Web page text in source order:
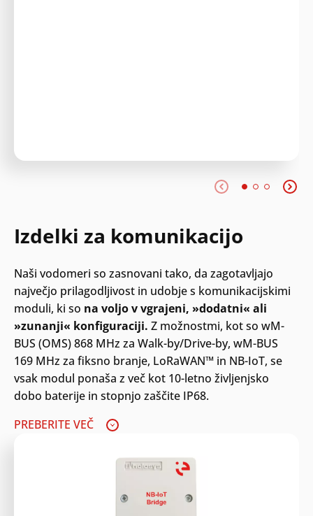
Search
Izdelki za komunikacijo
Naši vodomeri so zasnovani tako, da zagotavljajo
največjo prilagodljivost in udobje s komunikacijskimi
moduli, ki so na voljo v vgrajeni, »dodatni« ali
»zunanji« konfiguraciji. Z možnostmi, kot so wM-
BUS (OMS) 868 MHz za Walk-by/Drive-by, wM-BUS
169 MHz za fiksno branje, LoRaWAN™ in NB-IoT, se
vsak modul ponaša z več kot 10-letno življenjsko
dobo baterije in stopnjo zaščite IP68.
PREBERITE VEČ